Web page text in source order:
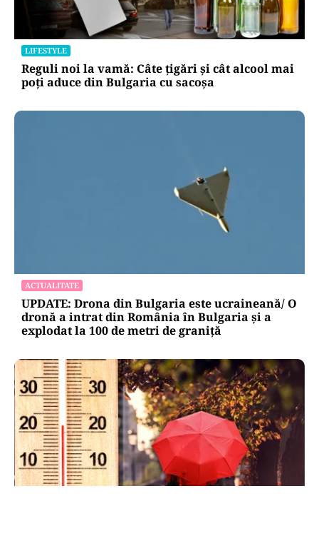
LIFESTYLE
Reguli noi la vamă: Câte țigări și cât alcool mai
poți aduce din Bulgaria cu sacoșa
ACTUALITATE
UPDATE: Drona din Bulgaria este ucraineană/ O
dronă a intrat din România în Bulgaria şi a
explodat la 100 de metri de graniţă